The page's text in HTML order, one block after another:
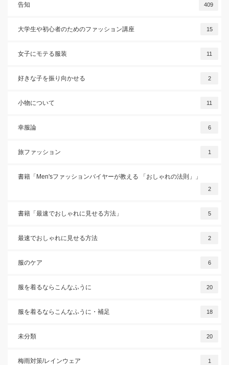
告知 409
大学生や初心者のためのファッション講座 15
女子にモテる服装 11
好きな子を振り向かせる 2
小物について 11
幸服論 6
旅ファッション 1
書籍「Men'sファッションバイヤーが教える 「おしゃれの法則」」
2
書籍「最速でおしゃれに見せる方法」 5
最速でおしゃれに見せる方法 2
服のケア 6
服を着るならこんなふうに 20
服を着るならこんなふうに・補足 18
未分類 20
梅雨対策/レインウェア 1